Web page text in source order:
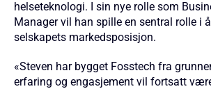
helseteknologi. I sin nye rolle som
Manager vil han spille en sentral rolle i
selskapets markedsposisjon.
«Steven har bygget Fosstech fra
erfaring og engasjement vil fortsatt